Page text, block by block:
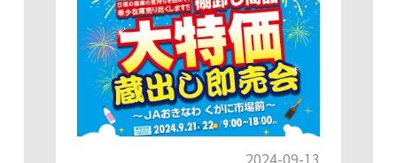
2024-09-13